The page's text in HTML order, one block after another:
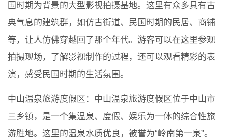
国时期为背景的大型影视拍摄基地。这里有众多具有古
典气息的建筑群，如仿古街道、民国时期的民居、商铺
等，让人仿佛穿越回了那个年代。游客可以在这里参观
拍摄现场，了解影视制作的过程，还可以观看精彩的表
演，感受民国时期的生活氛围。
中山温泉旅游度假区：中山温泉旅游度假区位于中山市
三乡镇，是一个集温泉、度假、娱乐为一体的综合性旅
游胜地。这里的温泉水质优良，被誉为“岭南第一泉”。